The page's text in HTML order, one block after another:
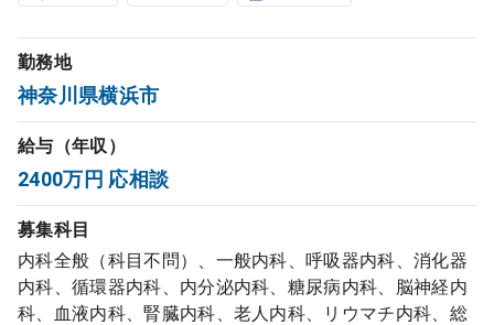
スポット検索 アルバイト
DtoDの転職・
コンサルタント
成功事例
転職ノウハウ
勤務地
神奈川県横浜市
給与（年収）
2400万円 応相談
募集科目
内科全般（科目不問）、一般内科、呼吸器内科、消化器
内科、循環器内科、内分泌内科、糖尿病内科、脳神経内
科、血液内科、腎臓内科、老人内科、リウマチ内科、総